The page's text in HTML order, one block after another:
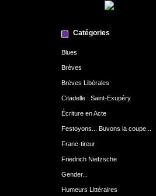
Catégories
Blues
Brèves
Brèves Libérales
Citadelle : Saint-Exupéry
Écriture en Acte
Festoyons... Buvons la coupe...
Franc-tireur
Friedrich Nietzsche
Gender...
Humeurs Littéraires